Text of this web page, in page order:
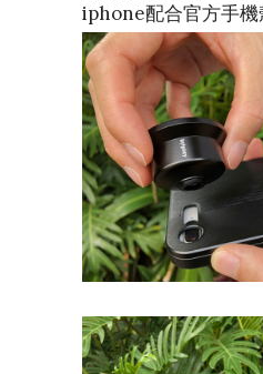
iphone配合官方手機